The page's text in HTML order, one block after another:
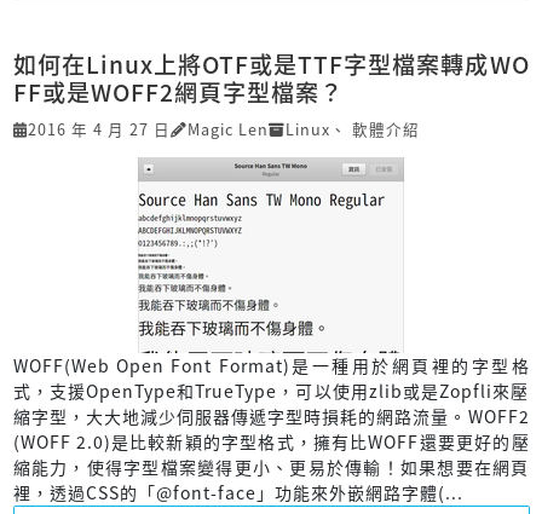
如何在Linux上將OTF或是TTF字型檔案轉成WO
FF或是WOFF2網頁字型檔案？
2016 年 4 月 27 日 Magic Len Linux 、 軟體介紹
WOFF(Web Open Font Format)是一種用於網頁裡的字型格
式，支援OpenType和TrueType，可以使用zlib或是Zopfli來壓
縮字型，大大地減少伺服器傳遞字型時損耗的網路流量。WOFF2
(WOFF 2.0)是比較新穎的字型格式，擁有比WOFF還要更好的壓
縮能力，使得字型檔案變得更小、更易於傳輸！如果想要在網頁
裡，透過CSS的「@font-face」功能來外嵌網路字體(...